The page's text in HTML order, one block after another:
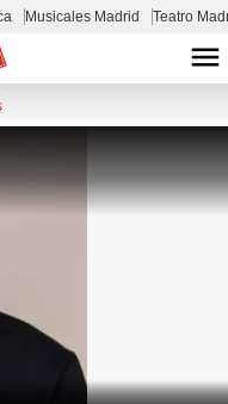
Musicales Madrid Teatro